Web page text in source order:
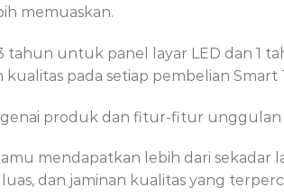
memuaskan.
tahun untuk panel layar LED dan 1
pada setiap pembelian Smart
produk dan fitur-fitur unggulan
mendapatkan lebih dari
dan jaminan kualitas yang